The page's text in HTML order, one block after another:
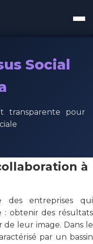
Social
transparente pour
à
des entreprises qui
: obtenir des résultats
de leur image. Dans le
par un bassin